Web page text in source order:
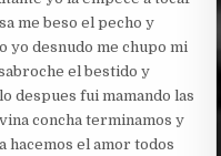
me beso el pecho y
yo desnudo me chupo mi
el bestido y
despues fui mamando las
concha terminamos y
hacemos el amor todos